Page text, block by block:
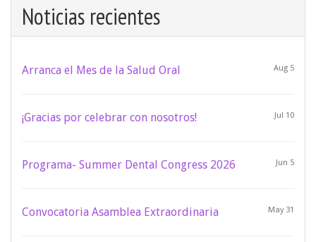
Noticias recientes
Aug 5
Arranca el Mes de la Salud Oral
Jul 10
¡Gracias por celebrar con nosotros!
Jun 5
Programa- Summer Dental Congress 2026
May 31
Convocatoria Asamblea Extraordinaria